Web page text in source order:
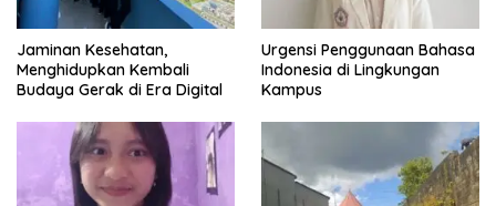
Jaminan Kesehatan,
Menghidupkan Kembali
Budaya Gerak di Era Digital
Urgensi Penggunaan Bahasa
Indonesia di Lingkungan
Kampus